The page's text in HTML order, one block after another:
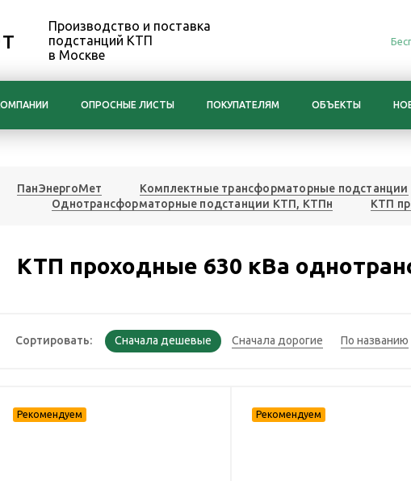
Производство и поставка
подстанций КТП
в Москве
ОПРОСНЫЕ ЛИСТЫ ПОКУПАТЕЛЯМ ОБЪЕКТЫ
ПанЭнергоМет
Комплектные трансформаторные подстанции
Однотрансформаторные подстанции КТП, КТПн
КТП
КТП проходные 630 кВа
Сортировать: